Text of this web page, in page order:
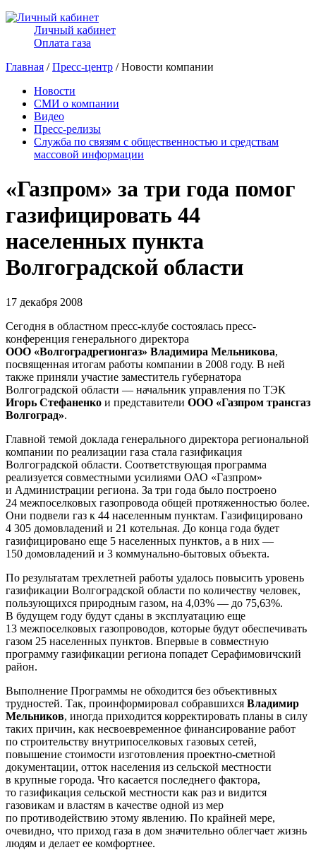
Личный кабинет
Оплата газа
Главная /Пресс-центр / Новости компании
Новости
СМИ о компании
Видео
Пресс-релизы
Служба по связям с общественностью и средствам
массовой информации
«Газпром» за три года помог
газифицировать 44
населенных пункта
Волгоградской области
17 декабря 2008
Сегодня в областном пресс-клубе состоялась пресс-
конференция генерального директора
ООО «Волгоградрегионгаз» Владимира Мельникова,
посвященная итогам работы компании в 2008 году. В ней
также приняли участие заместитель губернатора
Волгоградской области — начальник управления по ТЭК
Игорь Стефаненко и представители ООО «Газпром трансгаз
Волгоград».
Главной темой доклада генерального директора региональной
компании по реализации газа стала газификация
Волгоградской области. Соответствующая программа
реализуется совместными усилиями ОАО «Газпром»
и Администрации региона. За три года было построено
24 межпоселковых газопровода общей протяженностью более.
Они подвели газ к 44 населенным пунктам. Газифицировано
4 305 домовладений и 21 котельная. До конца года будет
газифицировано еще 5 населенных пунктов, а в них —
150 домовладений и 3 коммунально-бытовых объекта.
По результатам трехлетней работы удалось повысить уровень
газификации Волгоградской области по количеству человек,
пользующихся природным газом, на 4,03% — до 75,63%.
В будущем году будут сданы в эксплуатацию еще
13 межпоселковых газопроводов, которые будут обеспечивать
газом 25 населенных пунктов. Впервые в совместную
программу газификации региона попадет Серафимовичский
район.
Выполнение Программы не обходится без объективных
трудностей. Так, проинформировал собравшихся Владимир
Мельников, иногда приходится корректировать планы в силу
таких причин, как несвоевременное финансирование работ
по строительству внутрипоселковых газовых сетей,
повышение стоимости изготовления проектно-сметной
документации, отток населения из сельской местности
в крупные города. Что касается последнего фактора,
то газификация сельской местности как раз и видится
газовикам и властям в качестве одной из мер
по противодействию этому явлению. По крайней мере,
очевидно, что приход газа в дом значительно облегчает жизнь
людям и делает ее комфортнее.